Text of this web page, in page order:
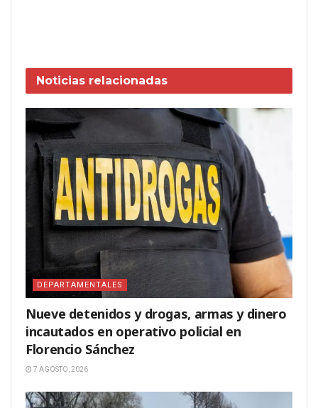
Noticias relacionadas
DEPARTAMENTALES
Nueve detenidos y drogas, armas y dinero
incautados en operativo policial en
Florencio Sánchez
7 AGOSTO, 2026